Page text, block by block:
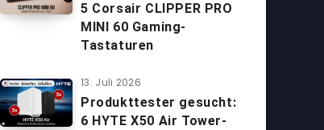
5 Corsair CLIPPER PRO
MINI 60 Gaming-
Tastaturen
13. Juli 2026
Produkttester gesucht:
6 HYTE X50 Air Tower-